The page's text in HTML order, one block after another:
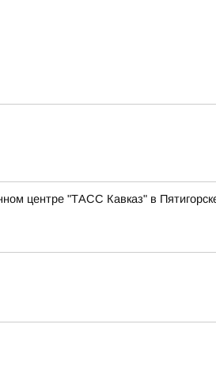
центре "ТАСС Кавказ" в